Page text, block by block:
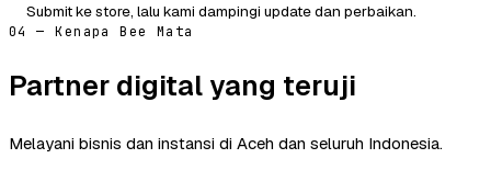
Submit ke store, lalu kami dampingi update dan perbaikan.
04 — Kenapa Bee Mata
Partner digital yang teruji
Melayani bisnis dan instansi di Aceh dan seluruh Indonesia.